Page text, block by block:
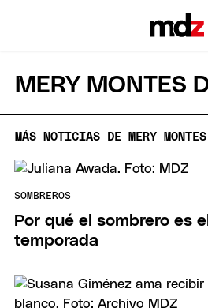
MERY MONTES
MÁS NOTICIAS DE MERY
SOMBREROS
Por qué el sombrero es
temporada